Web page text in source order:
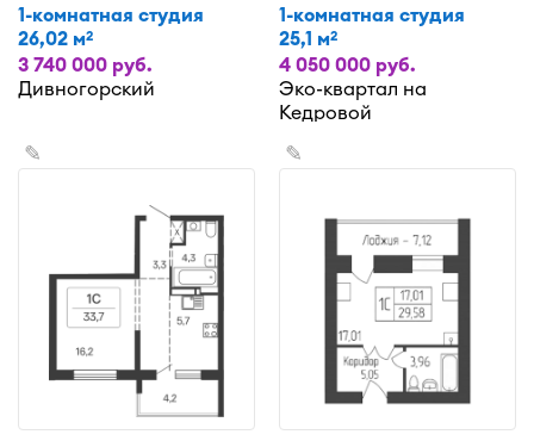
1-комнатная студия
26,02 м2
3 740 000 руб.
Дивногорский
1-комнатная студия
25,1 м2
4 050 000 руб.
Эко-квартал на
Кедровой
✎ ✎